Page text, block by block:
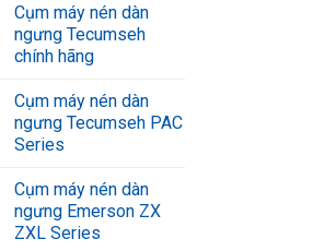
Cụm máy nén dàn
ngưng Tecumseh
chính hãng
Cụm máy nén dàn
ngưng Tecumseh PAC
Series
Cụm máy nén dàn
ngưng Emerson ZX
ZXL Series